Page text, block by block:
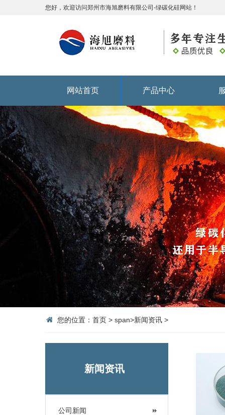
您好，欢迎访问郑州市海旭磨料有限公司-绿碳化硅网站！
网站首页 产品中心
您的位置： 首页 > span>新闻资讯 >
新闻资讯
公司新闻